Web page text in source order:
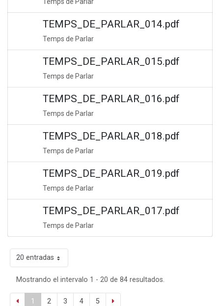
TEMPS_DE_PARLAR_014.pdf
Temps de Parlar
TEMPS_DE_PARLAR_015.pdf
Temps de Parlar
TEMPS_DE_PARLAR_016.pdf
Temps de Parlar
TEMPS_DE_PARLAR_018.pdf
Temps de Parlar
TEMPS_DE_PARLAR_019.pdf
Temps de Parlar
TEMPS_DE_PARLAR_017.pdf
Temps de Parlar
20 entradas
Mostrando el intervalo 1 - 20 de 84 resultados.
1 2 3 4 5